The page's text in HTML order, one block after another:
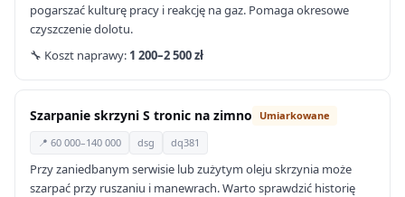
pogarszać kulturę pracy i reakcję na gaz. Pomaga okresowe
czyszczenie dolotu.
🔧 Koszt naprawy: 1 200–2 500 zł
Szarpanie skrzyni S tronic na zimno Umiarkowane
📍 60 000–140 000 dsg dq381
Przy zaniedbanym serwisie lub zużytym oleju skrzynia może
szarpać przy ruszaniu i manewrach. Warto sprawdzić historię